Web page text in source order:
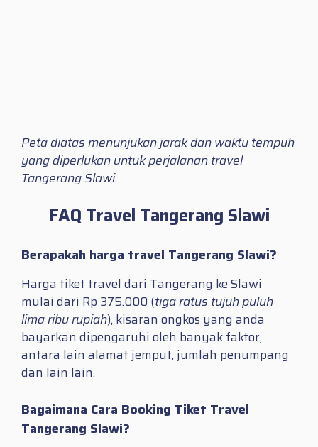
Peta diatas menunjukan jarak dan waktu tempuh
yang diperlukan untuk perjalanan travel
Tangerang Slawi.
FAQ Travel Tangerang Slawi
Berapakah harga travel Tangerang Slawi?
Harga tiket travel dari Tangerang ke Slawi
mulai dari Rp 375.000 (tiga ratus tujuh puluh
lima ribu rupiah), kisaran ongkos yang anda
bayarkan dipengaruhi oleh banyak faktor,
antara lain alamat jemput, jumlah penumpang
dan lain lain.
Bagaimana Cara Booking Tiket Travel
Tangerang Slawi?